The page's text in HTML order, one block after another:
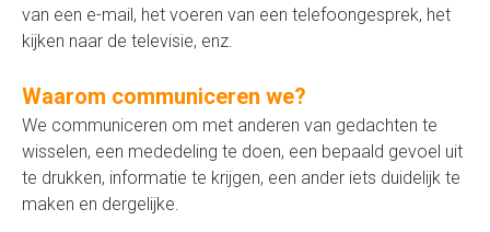
van een e-mail, het voeren van een telefoongesprek, het
kijken naar de televisie, enz.
Waarom communiceren we?
We communiceren om met anderen van gedachten te
wisselen, een mededeling te doen, een bepaald gevoel uit
te drukken, informatie te krijgen, een ander iets duidelijk te
maken en dergelijke.